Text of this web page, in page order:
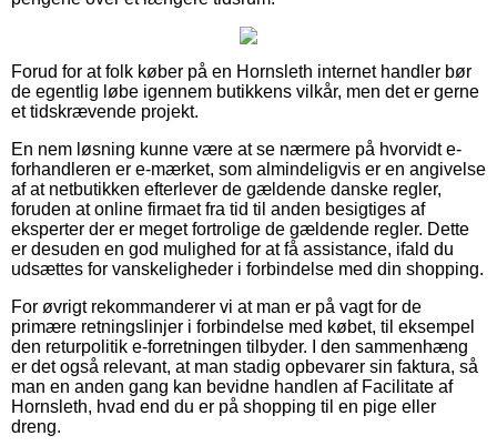
Forud for at folk køber på en Hornsleth internet handler bør
de egentlig løbe igennem butikkens vilkår, men det er gerne
et tidskrævende projekt.
En nem løsning kunne være at se nærmere på hvorvidt e-
forhandleren er e-mærket, som almindeligvis er en angivelse
af at netbutikken efterlever de gældende danske regler,
foruden at online firmaet fra tid til anden besigtiges af
eksperter der er meget fortrolige de gældende regler. Dette
er desuden en god mulighed for at få assistance, ifald du
udsættes for vanskeligheder i forbindelse med din shopping.
For øvrigt rekommanderer vi at man er på vagt for de
primære retningslinjer i forbindelse med købet, til eksempel
den returpolitik e-forretningen tilbyder. I den sammenhæng
er det også relevant, at man stadig opbevarer sin faktura, så
man en anden gang kan bevidne handlen af Facilitate af
Hornsleth, hvad end du er på shopping til en pige eller
dreng.